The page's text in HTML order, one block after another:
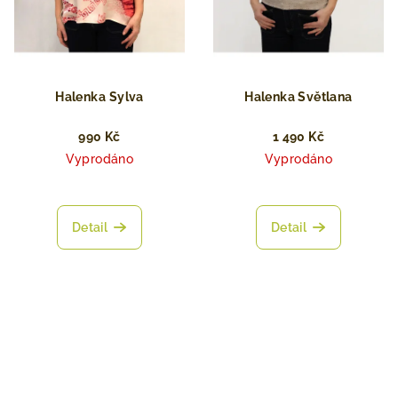
Halenka ⁠Sylva
990 Kč
Vyprodáno
Detail
Halenka Světlana
1 490 Kč
Vyprodáno
Detail